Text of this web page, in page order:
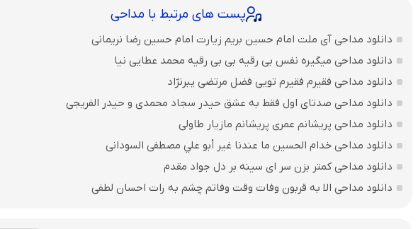
پست های مرتبط با مداحی
دانلود مداحی آی ملت امام حسین بریم زیارت امام حسین رضا نریمانی
دانلود مداحی میگیره نفس بی رقیه بی بی رقیه محمد عطایی نیا
دانلود مداحی فقیرم فقیرم تویی فضل مرتضی یبرنژاد
دانلود مداحی صدتای اول فقط به عشق حیدر سجاد محمدی و حیدر الفریجی
دانلود مداحی پریشانم عمری پریشانم مازیار طاولی
دانلود مداحی خدام الحسين ما عندنا غير أبو علي مصطفی السودانی
دانلود مداحی کمتر بزن سر ای سینه بر دل جواد مقدم
دانلود مداحی الا به قربون وفات وقت وفاتم چشم به رات احسان لطفی